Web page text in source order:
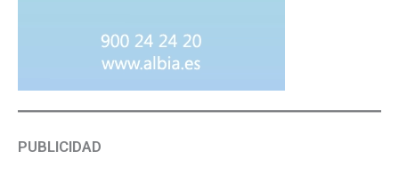
PUBLICIDAD